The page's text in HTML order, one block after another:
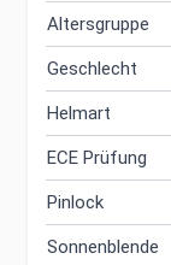
Altersgruppe
Geschlecht
Helmart
ECE Prüfung
Pinlock
Sonnenblende